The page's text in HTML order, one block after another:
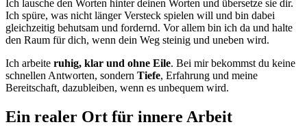
Ich lausche den Worten hinter deinen Worten und übersetze sie dir.
Ich spüre, was nicht länger Versteck spielen will und bin dabei
gleichzeitig behutsam und fordernd. Vor allem bin ich da und halte
den Raum für dich, wenn dein Weg steinig und uneben wird.
Ich arbeite ruhig, klar und ohne Eile. Bei mir bekommst du keine
schnellen Antworten, sondern Tiefe, Erfahrung und meine
Bereitschaft, dazubleiben, wenn es unbequem wird.
Ein realer Ort für innere Arbeit